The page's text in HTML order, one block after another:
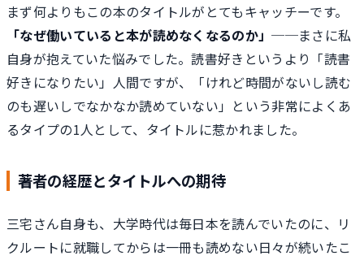
まず何よりもこの本のタイトルがとてもキャッチーです。
「なぜ働いていると本が読めなくなるのか」──まさに私
自身が抱えていた悩みでした。読書好きというより「読書
好きになりたい」人間ですが、「けれど時間がないし読む
のも遅いしでなかなか読めていない」という非常によくあ
るタイプの1人として、タイトルに惹かれました。
著者の経歴とタイトルへの期待
三宅さん自身も、大学時代は毎日本を読んでいたのに、リ
クルートに就職してからは一冊も読めない日々が続いたこ